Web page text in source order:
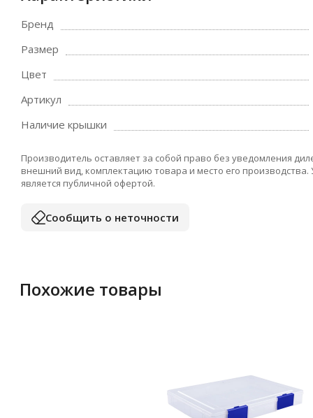
Бренд
Размер
Цвет
Артикул
Наличие крышки
Производитель оставляет за собой право без уведомления
внешний вид, комплектацию товара и место его
является публичной офертой.
Сообщить о неточности
Похожие товары